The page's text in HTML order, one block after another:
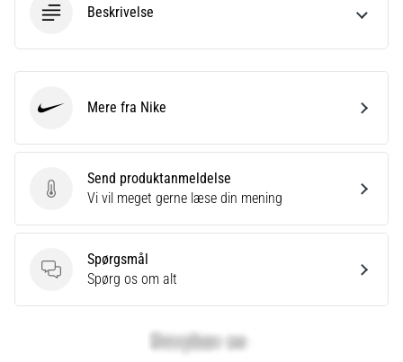
Beskrivelse
Send produktanmeldelse
Send produktanmeldelse
Vi vil meget gerne læse din mening
Spørgsmål
Spørgsmål
Spørg os om alt
Mere fra Nike